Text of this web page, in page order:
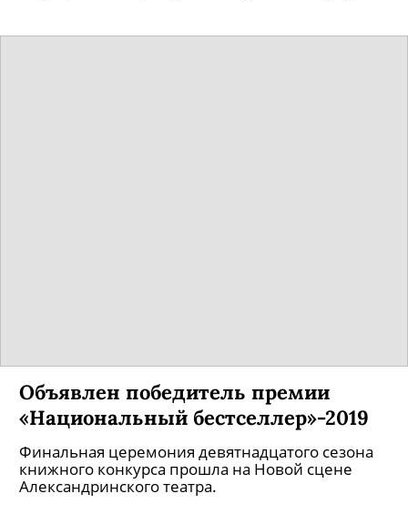
Объявлен победитель премии
«Национальный бестселлер»-2019
Финальная церемония девятнадцатого сезона
книжного конкурса прошла на Новой сцене
Александринского театра.